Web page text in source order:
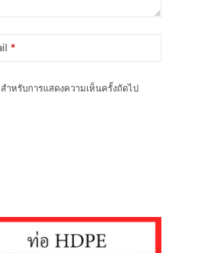
*
ำหรับการแสดงความเห็นครั้งถัดไป